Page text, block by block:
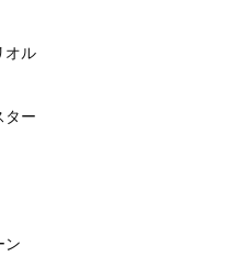
オル
ター
ン